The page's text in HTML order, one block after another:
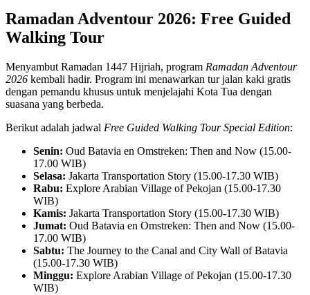
Ramadan Adventour 2026: Free Guided
Walking Tour
Menyambut Ramadan 1447 Hijriah, program Ramadan Adventour
2026 kembali hadir. Program ini menawarkan tur jalan kaki gratis
dengan pemandu khusus untuk menjelajahi Kota Tua dengan
suasana yang berbeda.
Berikut adalah jadwal Free Guided Walking Tour Special Edition:
Senin: Oud Batavia en Omstreken: Then and Now (15.00-
17.00 WIB)
Selasa: Jakarta Transportation Story (15.00-17.30 WIB)
Rabu: Explore Arabian Village of Pekojan (15.00-17.30
WIB)
Kamis: Jakarta Transportation Story (15.00-17.30 WIB)
Jumat: Oud Batavia en Omstreken: Then and Now (15.00-
17.00 WIB)
Sabtu: The Journey to the Canal and City Wall of Batavia
(15.00-17.30 WIB)
Minggu: Explore Arabian Village of Pekojan (15.00-17.30
WIB)